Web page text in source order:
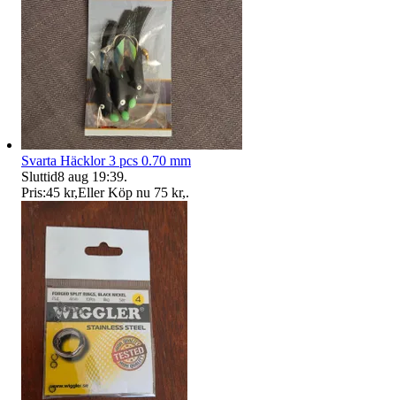
Svarta Häcklor 3 pcs 0.70 mm
Sluttid8 aug 19:39.
Pris:45 kr,Eller Köp nu 75 kr,.